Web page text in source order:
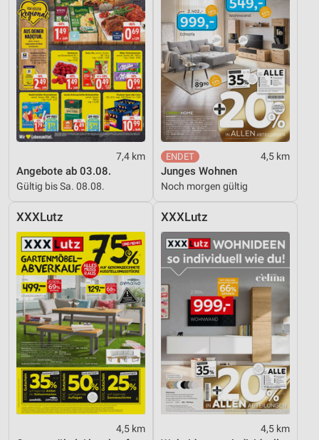
7,4 km
Angebote ab 03.08.
Gültig bis Sa. 08.08.
4,5 km
Junges Wohnen
Noch morgen gültig
XXXLutz
4,5 km
XXXLutz
4,5 km
Kombinationen von Daten aus verschiedenen
Quellen
Entwicklung und Verbesserung der Angebote
Verwendung reduzierter Daten zur Auswahl von
Inhalten
IAB-Besonderheiten:
Verwendung genauer Standortdaten
Geräte anhand von aktiv angeforderten
Informationen identifizieren
Notwendig
Performance
Funktional
Werbung